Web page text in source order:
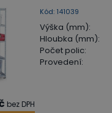
Kód: 141039
Výška (mm):
Hloubka (mm):
Počet polic:
Provedení:
bez DPH